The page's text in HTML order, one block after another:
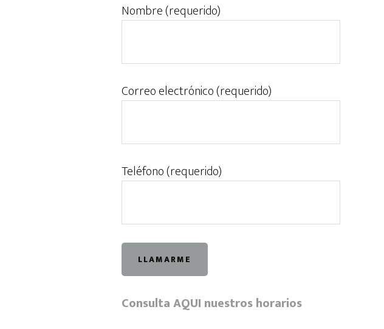
Nombre (requerido)
Correo electrónico (requerido)
Teléfono (requerido)
Consulta AQUI nuestros horarios